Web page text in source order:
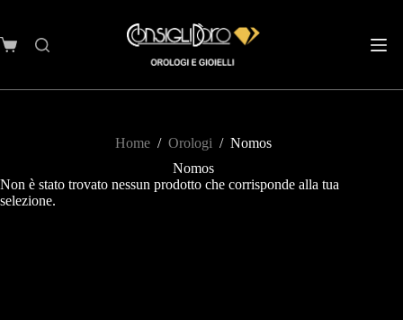
Home / Orologi / Nomos
Nomos
Non è stato trovato nessun prodotto che corrisponde alla tua
selezione.